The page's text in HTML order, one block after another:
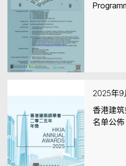
2025年9
香港建
名单公佈